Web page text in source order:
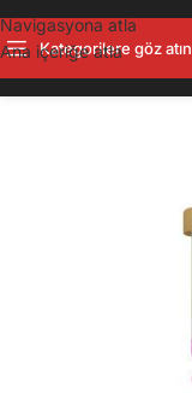
Navigasyona atla
Ana içeriğe atla
Kategorilere göz atın